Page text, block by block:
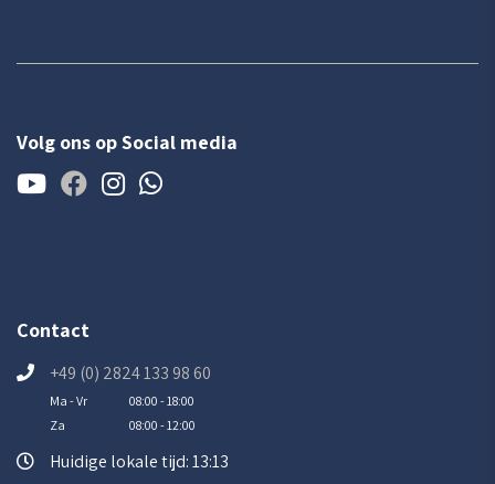
Volg ons op Social media
Contact
+49 (0) 2824 133 98 60
Ma - Vr
08:00 - 18:00
Za
08:00 - 12:00
Huidige lokale tijd: 13:13